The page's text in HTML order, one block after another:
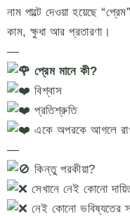
নাম পাল্টে দেওয়া হয়েছে
কাম, ক্ষুধা আর প্রতারণা।
—
প্রেম মানে কী?
বিশ্বাস
প্রতিশ্রুতি
একে অপরকে আগলে
—
কিন্তু পরকীয়া?
সেখানে নেই কোনো
নেই কোনো ভবিষ্যতের